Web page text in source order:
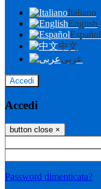
Italiano
English
Español
中文
عربى
Accedi
Accedi
button close ×
Password dimenticata?